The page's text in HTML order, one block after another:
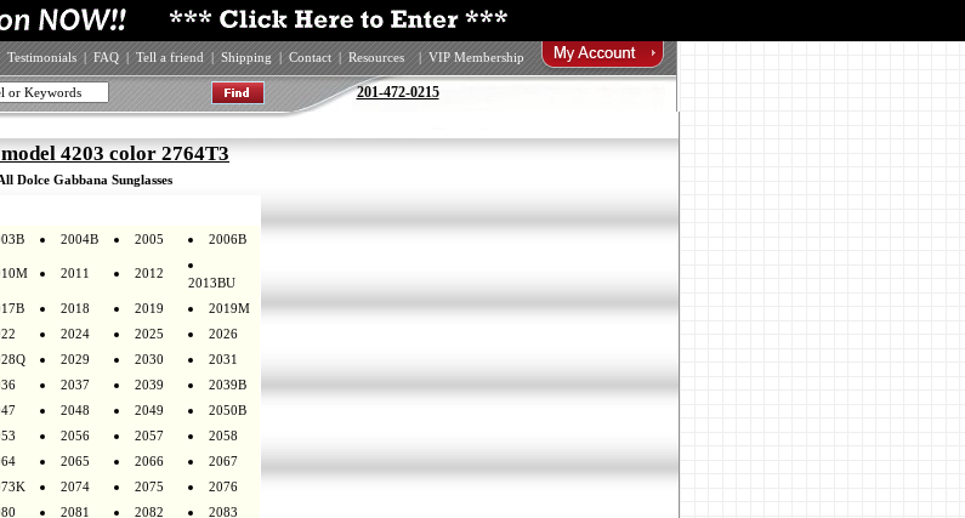
Testimonials | FAQ | Tell a friend | Shipping | Contact | Resources | VIP Membership
201-472-0215
4203 color 2764T3
Dolce Gabbana Sunglasses
2004B 2005 2006B
2011 2012
2013BU
2018 2019
2019M
2024 2025
2026
2029 2030
2031
2037 2039
2039B
2048 2049
2050B
2056 2057
2058
2065 2066
2067
2074 2075
2076
2081 2082
2083